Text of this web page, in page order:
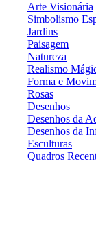
Arte Visionária
Simbolismo
Jardins
Paisagem
Natureza
Realismo
Forma e
Rosas
Desenhos
Desenhos da
Desenhos da
Esculturas
Quadros